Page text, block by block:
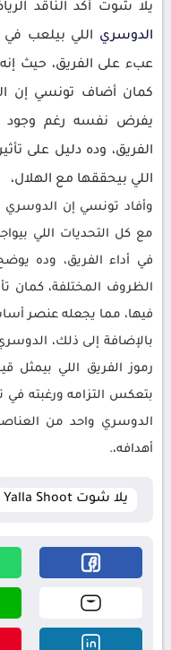
يلا شوت أكد الناقد
الدوسري اللي بيلعب في
عبء على الفريق، حيث
كمان أضاف تونسي إن
يفرض نفسه رغم وجود
الفريق، وده دليل على
اللي بيحققها مع الهلال،
وأفاد تونسي إن الدوسري
مع كل التحديات اللي
في أداء الفريق، وده
الظروف المختلفة، كمان
فيها، مما يجعله عنصر
بالإضافة إلى ذلك،
رموز الفريق اللي بيمثل
بتعكس التزامه ورغبته في
الدوسري واحد من
أهدافه،.
يلا شوت Yalla Shoot